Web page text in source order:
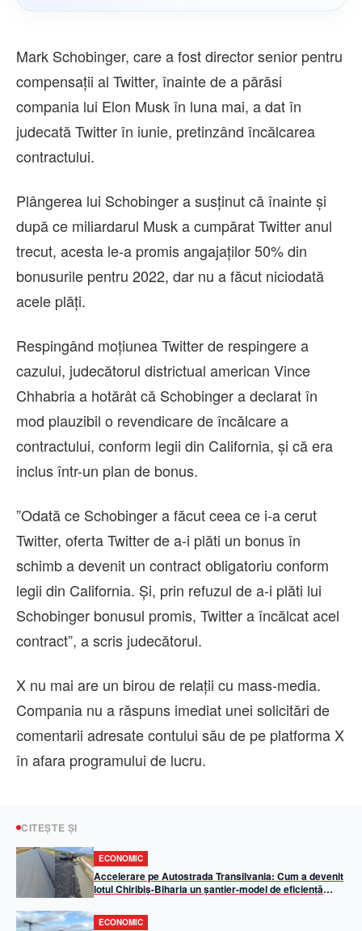
Mark Schobinger, care a fost director senior pentru
compensaţii al Twitter, înainte de a părăsi
compania lui Elon Musk în luna mai, a dat în
judecată Twitter în iunie, pretinzând încălcarea
contractului.
Plângerea lui Schobinger a susţinut că înainte şi
după ce miliardarul Musk a cumpărat Twitter anul
trecut, acesta le-a promis angajaţilor 50% din
bonusurile pentru 2022, dar nu a făcut niciodată
acele plăţi.
Respingând moţiunea Twitter de respingere a
cazului, judecătorul districtual american Vince
Chhabria a hotărât că Schobinger a declarat în
mod plauzibil o revendicare de încălcare a
contractului, conform legii din California, şi că era
inclus într-un plan de bonus.
”Odată ce Schobinger a făcut ceea ce i-a cerut
Twitter, oferta Twitter de a-i plăti un bonus în
schimb a devenit un contract obligatoriu conform
legii din California. Şi, prin refuzul de a-i plăti lui
Schobinger bonusul promis, Twitter a încălcat acel
contract”, a scris judecătorul.
X nu mai are un birou de relaţii cu mass-media.
Compania nu a răspuns imediat unei solicitări de
comentarii adresate contului său de pe platforma X
în afara programului de lucru.
CITEȘTE ȘI
ECONOMIC
Accelerare pe Autostrada Transilvania: Cum a devenit
lotul Chiribiș-Biharia un șantier-model de eficiență
ECONOMIC